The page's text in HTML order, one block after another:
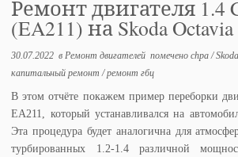
Ремонт двигателя 1.4
(EA211) на Skoda
30.07.2022 в Ремонт двигателей помеченоchpa/
капитальный ремонт/ремонт гбц
В этом отчёте покажем пример переборки
EA211, который устанавливался на
Эта процедура будет аналогична для
турбированных 1.2-1.4 различной